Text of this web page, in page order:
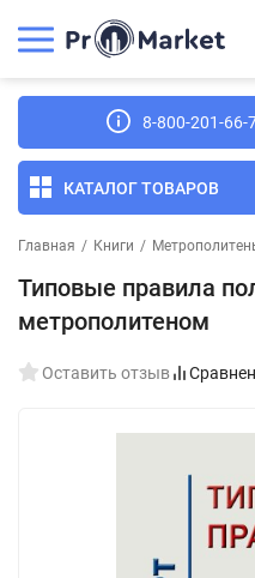
8-800-201-66-
КАТАЛОГ ТОВАРОВ
Главная / Книги /
Типовые правила
метрополитеном
Оставить отзыв